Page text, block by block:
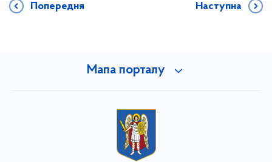
Попередня Наступна
Мапа порталу